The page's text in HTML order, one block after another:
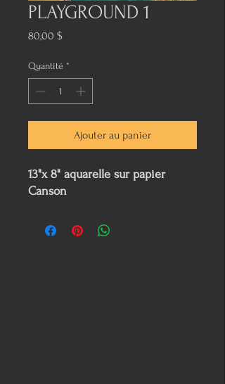
PLAYGROUND 1
80,00 $Prix
Quantité *
Ajouter au panier
13"x 8" aquarelle sur papier
Canson